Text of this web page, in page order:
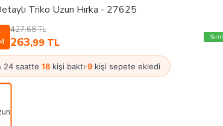
Triko Uzun Hırka - 27625
427,68TL
263,99 TL
24 saatte 18 kişi baktı·9 kişi sepete ekledi